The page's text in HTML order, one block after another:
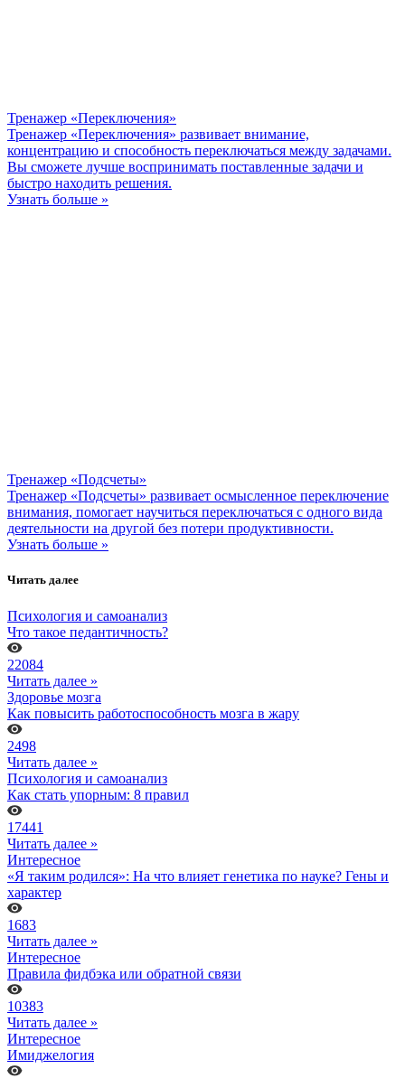
Тренажер «Переключения»
Тренажер «Переключения» развивает внимание,
концентрацию и способность переключаться между задачами.
Вы сможете лучше воспринимать поставленные задачи и
быстро находить решения.
Узнать больше »
Тренажер «Подсчеты»
Тренажер «Подсчеты» развивает осмысленное переключение
внимания, помогает научиться переключаться с одного вида
деятельности на другой без потери продуктивности.
Узнать больше »
Читать далее
Психология и самоанализ
Что такое педантичность?
22084
Читать далее »
Здоровье мозга
Как повысить работоспособность мозга в жару
2498
Читать далее »
Психология и самоанализ
Как стать упорным: 8 правил
17441
Читать далее »
Интересное
«Я таким родился»: На что влияет генетика по науке? Гены и
характер
1683
Читать далее »
Интересное
Правила фидбэка или обратной связи
10383
Читать далее »
Интересное
Имиджелогия